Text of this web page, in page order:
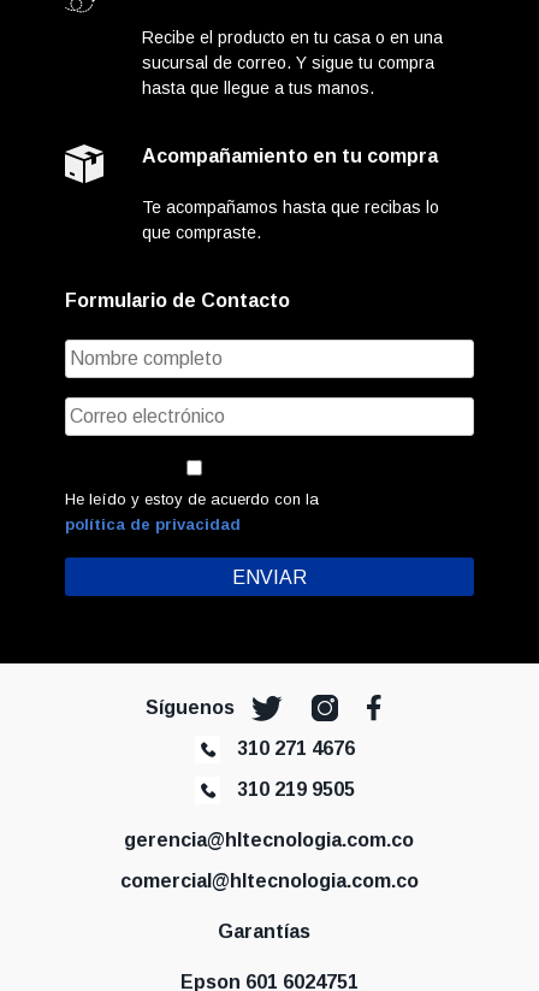
Recibe el producto en tu casa o en una
sucursal de correo. Y sigue tu compra
hasta que llegue a tus manos.
Acompañamiento en tu compra
Te acompañamos hasta que recibas lo
que compraste.
Formulario de Contacto
He leído y estoy de acuerdo con la
política de privacidad
Síguenos
310 271 4676
310 219 9505
gerencia@hltecnologia.com.co
comercial@hltecnologia.com.co
Garantías
Epson 601 6024751